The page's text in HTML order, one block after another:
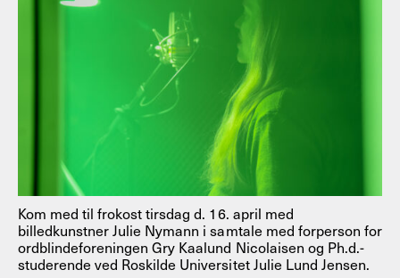
Kom med til frokost tirsdag d. 16. april med
billedkunstner Julie Nymann i samtale med forperson for
ordblindeforeningen Gry Kaalund Nicolaisen og Ph.d.-
studerende ved Roskilde Universitet Julie Lund Jensen.